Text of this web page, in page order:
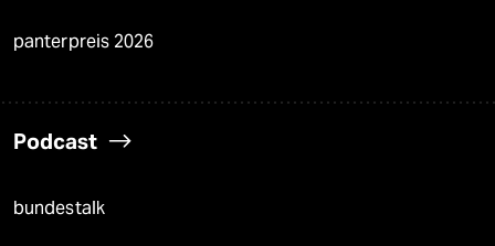
panterpreis 2026
Podcast
bundestalk